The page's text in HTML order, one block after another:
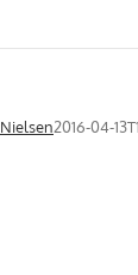
2016-04-